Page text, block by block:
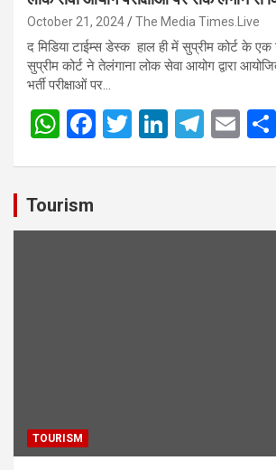
October 21, 2024 The Media Times.Live
द मिडिया टाईम्स डेस्क हाल ही में सुप्रीम कोर्ट के एक
सुप्रीम कोर्ट ने तेलंगाना लोक सेवा आयोग द्वारा
भर्ती परीक्षाओं पर…
W
s
A
F
o
T
Li
n
T
a
E
Tourism
TOURISM